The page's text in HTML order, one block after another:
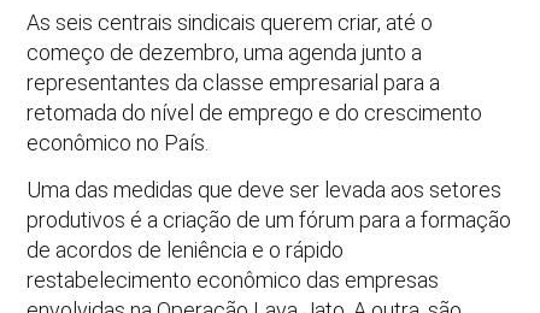
As seis centrais sindicais querem criar, até o
começo de dezembro, uma agenda junto a
representantes da classe empresarial para a
retomada do nível de emprego e do crescimento
econômico no País.
Uma das medidas que deve ser levada aos setores
produtivos é a criação de um fórum para a formação
de acordos de leniência e o rápido
restabelecimento econômico das empresas